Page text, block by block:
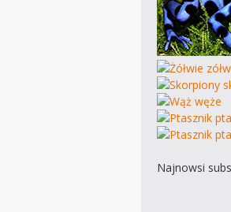
Najnowsi